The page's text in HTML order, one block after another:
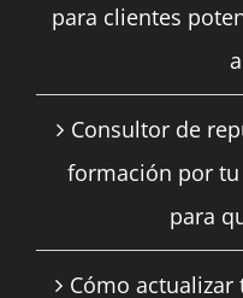
para clientes
Consultor de
formación por tu
para
Cómo